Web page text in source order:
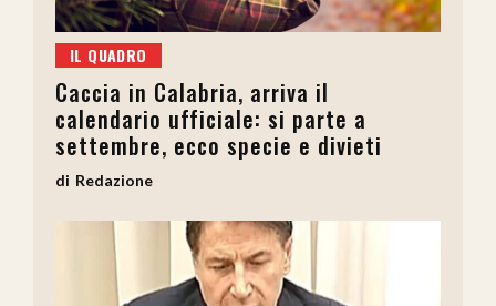
IL QUADRO
Caccia in Calabria, arriva il
calendario ufficiale: si parte a
settembre, ecco specie e divieti
Redazione